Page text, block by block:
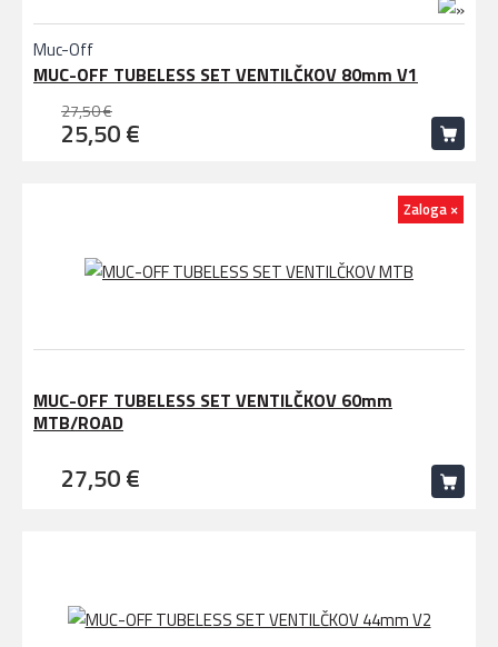
Muc-Off
MUC-OFF TUBELESS SET VENTILČKOV 80mm V1
27,50 €
25,50 €
Zaloga ×
MUC-OFF TUBELESS SET VENTILČKOV 60mm
MTB/ROAD
27,50 €